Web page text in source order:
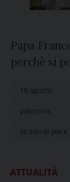
Papa
perchè si
18 agosto
palestina
strade di pace
ATTUALITÀ